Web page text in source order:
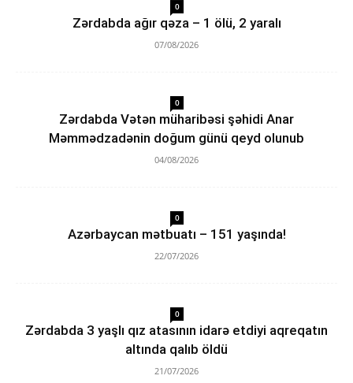
0
Zərdabda ağır qəza – 1 ölü, 2 yaralı
07/08/2026
0
Zərdabda Vətən müharibəsi şəhidi Anar
Məmmədzadənin doğum günü qeyd olunub
04/08/2026
0
Azərbaycan mətbuatı – 151 yaşında!
22/07/2026
0
Zərdabda 3 yaşlı qız atasının idarə etdiyi aqreqatın
altında qalıb öldü
21/07/2026